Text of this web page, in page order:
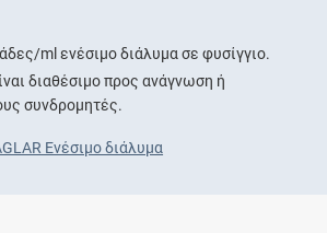
ml ενέσιμο διάλυμα σε φυσίγγιο.
διαθέσιμο προς ανάγνωση ή
συνδρομητές.
Ενέσιμο διάλυμα